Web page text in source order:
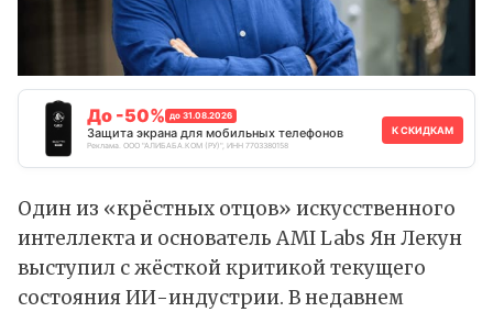
До -50% до 31.08.2026
Защита экрана для мобильных телефонов
Реклама. ООО "АЛИБАБА.КОМ (РУ)", ИНН 7703380158
К СКИДКАМ
Один из «крёстных отцов» искусственного
интеллекта и основатель AMI Labs Ян Лекун
выступил с жёсткой критикой текущего
состояния ИИ-индустрии. В недавнем